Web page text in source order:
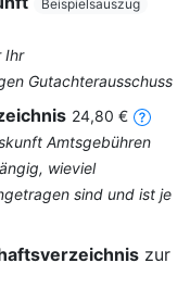
Beispielsauszug
Ihr
Gutachterausschuss
24,80 €
Amtsgebühren
wieviel
sind und ist je
zur